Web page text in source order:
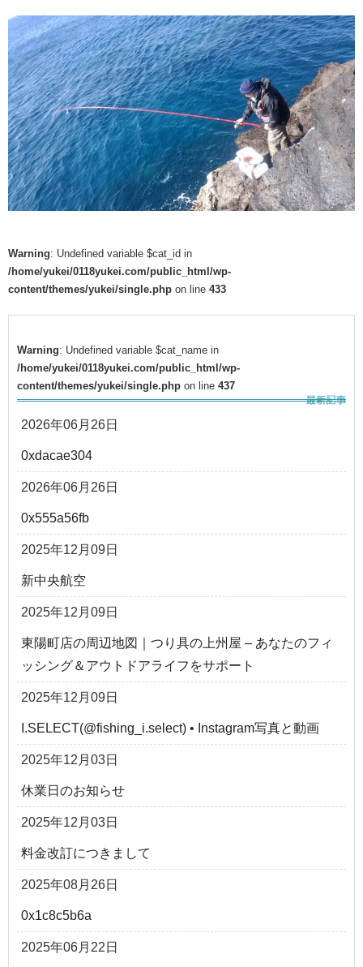
Warning: Undefined variable $cat_id in
/home/yukei/0118yukei.com/public_html/wp-
content/themes/yukei/single.php on line 433
Warning: Undefined variable $cat_name in
/home/yukei/0118yukei.com/public_html/wp-
content/themes/yukei/single.php on line 437
2026年06月26日
0xdacae304
2026年06月26日
0x555a56fb
2025年12月09日
新中央航空
2025年12月09日
東陽町店の周辺地図｜つり具の上州屋 – あなたのフィ
ッシング＆アウトドアライフをサポート
2025年12月09日
I.SELECT(@fishing_i.select) • Instagram写真と動画
2025年12月03日
休業日のお知らせ
2025年12月03日
料金改訂につきまして
2025年08月26日
0x1c8c5b6a
2025年06月22日